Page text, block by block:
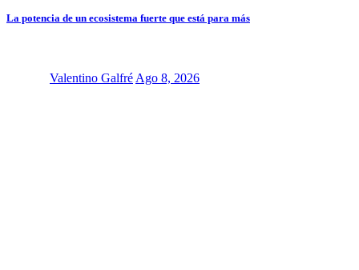
La potencia de un ecosistema fuerte que está para más
Valentino Galfré Ago 8, 2026